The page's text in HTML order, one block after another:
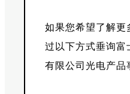
如果您希望了解更
过以下方式垂询富
有限公司光电产品